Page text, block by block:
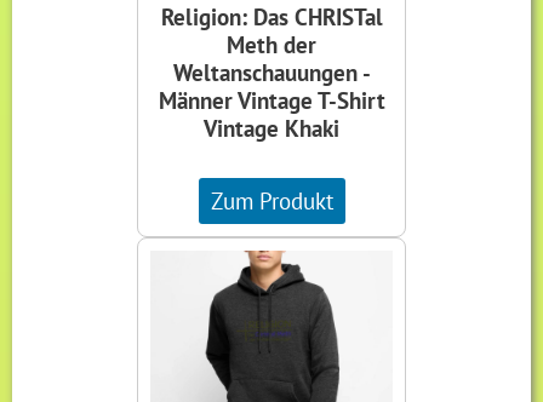
Religion: Das CHRISTal
Meth der
Weltanschauungen -
Männer Vintage T-Shirt
Vintage Khaki
Zum Produkt